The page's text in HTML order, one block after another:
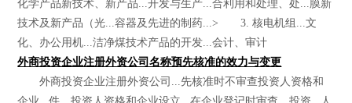
化学产品新技术、新产品...开发与生产...合利用和处理、处...膜新
技术及新产品（光...容器及先进的制药...> 3. 核电机组...文
化、办公用机...洁净煤技术产品的开发...会计、审计
外商投资企业注册外资公司名称预先核准的效力与变更
外商投资企业注册外资公司...先核准时不审查投资人资格和